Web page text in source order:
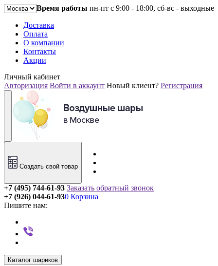
Время работы пн-пт с 9:00 - 18:00, сб-вс - выходные
Доставка
Оплата
О компании
Контакты
Акции
Личный кабинет
Авторизация Войти в аккаунт Новый клиент? Регистрация
Создать свой товар
+7 (495) 744-61-93 Заказать обратный звонок
+7 (926) 044-61-93
Пишите нам:
0 Корзина
Каталог шариков